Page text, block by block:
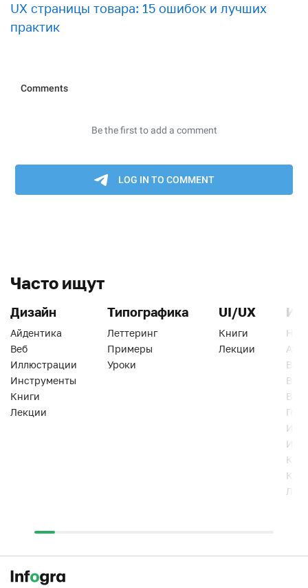
UX страницы товара: 15 ошибок и лучших
практик
Часто ищут
Дизайн
Айдентика
Веб
Иллюстрации
Инструменты
Книги
Лекции
Типографика
Леттеринг
Примеры
Уроки
UI/UX
Книги
Лекции
Веб